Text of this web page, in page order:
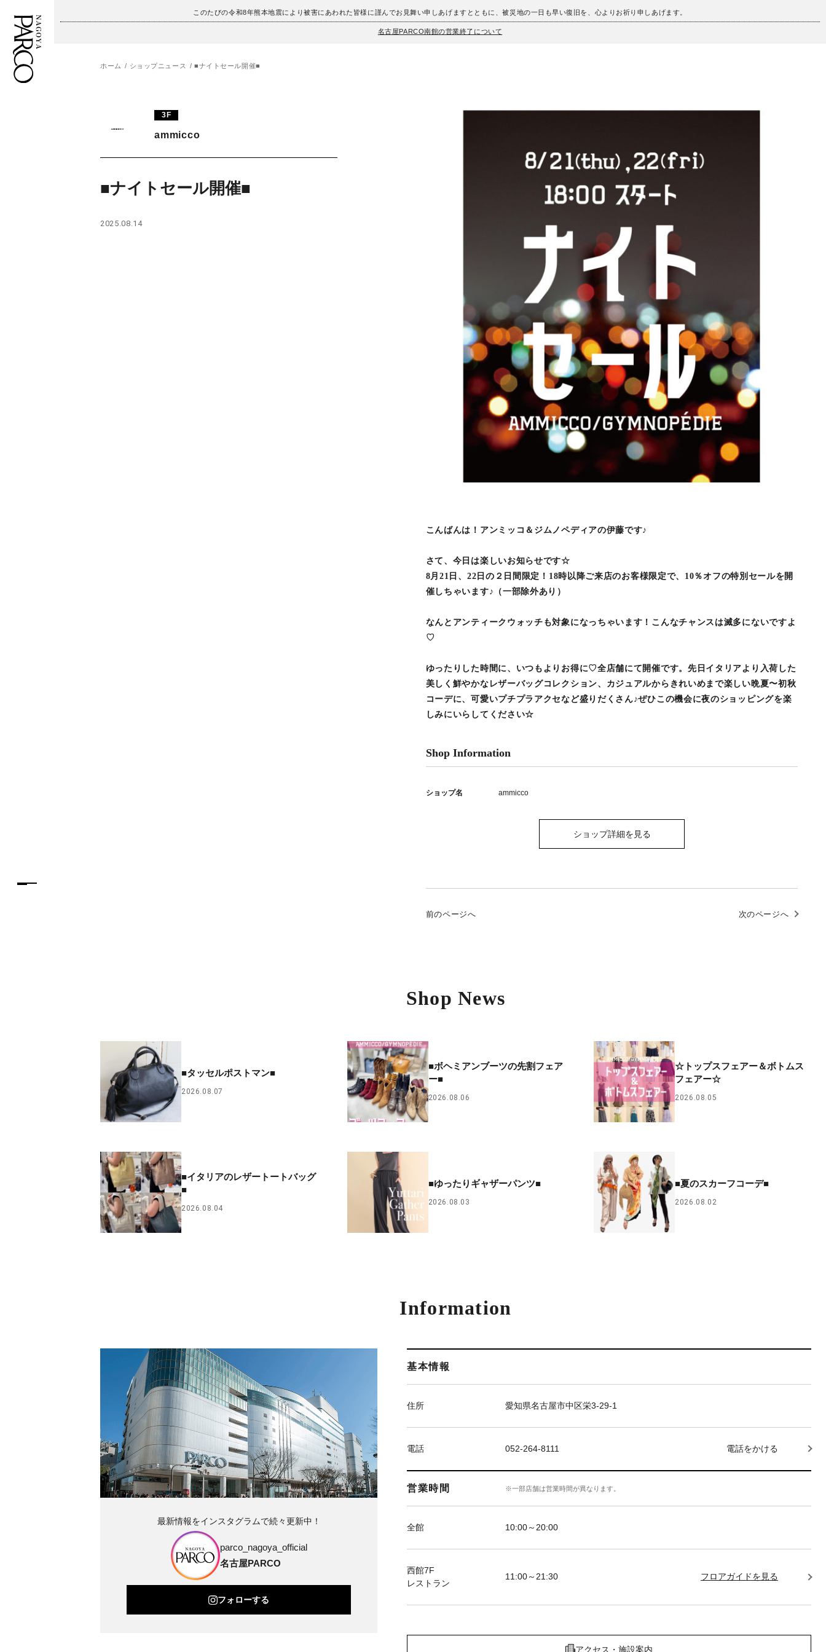
このたびの令和8年熊本地震により被害にあわれた皆様に謹んでお見舞い申しあげますとともに、被災地の一日も早い復旧を、心よりお祈り申しあげます。
名古屋PARCO南館の営業終了について
施設案内・アクセス
ホーム ショップニュース ■ナイトセール開催■
3F
ammicco
■ナイトセール開催■
2025.08.14
こんばんは！アンミッコ＆ジムノペディアの伊藤です♪
さて、今日は楽しいお知らせです☆
8月21日、22日の２日間限定！18時以降ご来店のお客様限定で、10％オフの特別セールを開
催しちゃいます♪（一部除外あり）
なんとアンティークウォッチも対象になっちゃいます！こんなチャンスは滅多にないですよ
♡
ゆったりした時間に、いつもよりお得に♡全店舗にて開催です。先日イタリアより入荷した
美しく鮮やかなレザーバッグコレクション、カジュアルからきれいめまで楽しい晩夏〜初秋
コーデに、可愛いプチプラアクセなど盛りだくさん♪ぜひこの機会に夜のショッピングを楽
しみにいらしてください☆
Shop Information
ショップ名 ammicco
ショップ詳細を見る
前のページへ 次のページへ
Shop News
■タッセルポストマン■
2026.08.07
■ボヘミアンブーツの先割フェア
ー■
2026.08.06
☆トップスフェアー＆ボトムス
フェアー☆
2026.08.05
■イタリアのレザートートバッグ
■
2026.08.04
■ゆったりギャザーパンツ■
2026.08.03
■夏のスカーフコーデ■
2026.08.02
Information
基本情報
住所 愛知県名古屋市中区栄3-29-1
電話 052-264-8111 電話をかける
営業時間 ※一部店舗は営業時間が異なります。
全館 10:00～20:00
西館7F
レストラン
11:00～21:30 フロアガイドを見る
アクセス・施設案内
最新情報をインスタグラムで続々更新中！
parco_nagoya_official
名古屋PARCO
フォローする